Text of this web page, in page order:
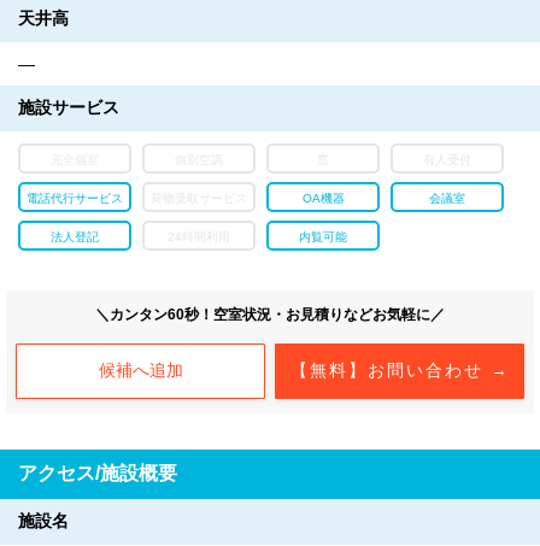
天井高
―
施設サービス
完全個室 個別空調
電話代行サービス OA機器 会議室
法人登記 24時間利用 内覧可能
＼カンタン60秒！空室状況・お見積りなどお気軽に／
【無料】お問い合わせ →
候補へ追加
アクセス/施設概要
施設名